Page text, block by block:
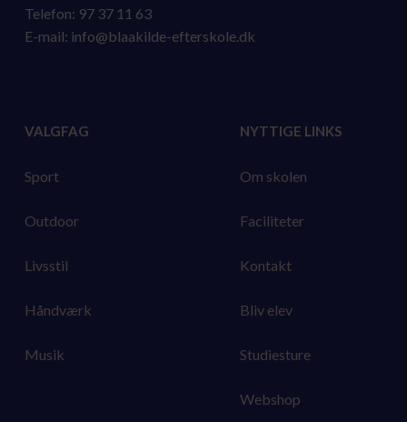
Telefon: 97 37 11 63
E-mail: info@blaakilde-efterskole.dk
VALGFAG
Sport
Outdoor
Livsstil
Håndværk
Musik
NYTTIGE LINKS
Om skolen
Faciliteter
Kontakt
Bliv elev
Studiesture
Webshop